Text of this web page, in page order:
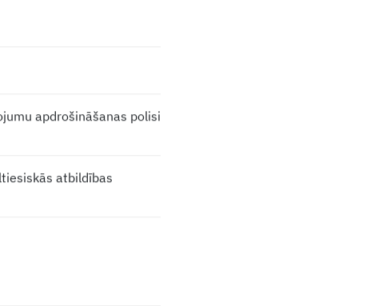
apdrošināšanas polisi
atbildības